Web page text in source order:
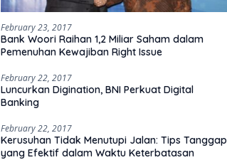
February 23, 2017
Bank Woori Raihan 1,2 Miliar Saham dalam
Pemenuhan Kewajiban Right Issue
February 22, 2017
Luncurkan Digination, BNI Perkuat Digital
Banking
February 22, 2017
Kerusuhan Tidak Menutupi Jalan: Tips Tanggap
yang Efektif dalam Waktu Keterbatasan